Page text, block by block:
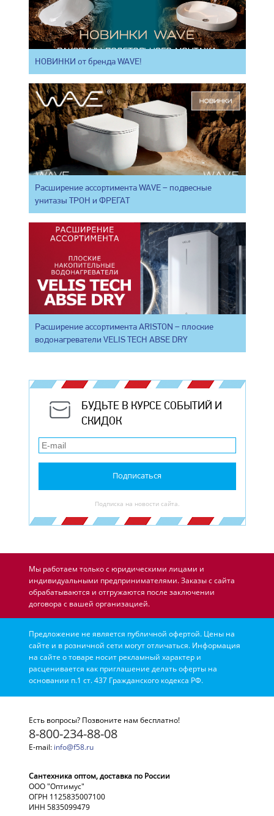
НОВИНКИ от бренда WAVE!
Расширение ассортимента WAVE – подвесные
унитазы ТРОН и ФРЕГАТ
Расширение ассортимента ARISTON – плоские
водонагреватели VELIS TECH ABSE DRY
БУДЬТЕ В КУРСЕ СОБЫТИЙ И
СКИДОК
Подписаться
Подписка на новости сайта.
Мы работаем только с юридическими лицами и
индивидуальными предпринимателями. Заказы с сайта
обрабатываются и отгружаются после заключении
договора с вашей организацией.
Предложение не является публичной офертой. Цены на
сайте и в розничной сети могут отличаться. Информация
на сайте о товаре носит рекламный характер и
расценивается как приглашение делать оферты на
основании п.1 ст. 437 Гражданского кодекса РФ.
Есть вопросы? Позвоните нам бесплатно!
8-800-234-88-08
E-mail: info@f58.ru
Сантехника оптом, доставка по России
ООО "Оптимус"
ОГРН 1125835007100
ИНН 5835099479